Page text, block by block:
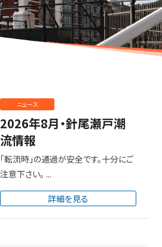
ニュース
2026年8月・針尾瀬戸潮
流情報
「転流時」の通過が安全です。十分にご
注意下さい。 ...
詳細を見る